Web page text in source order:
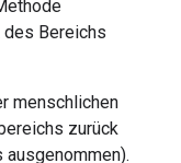
des Bereichs
menschlichen
zurück